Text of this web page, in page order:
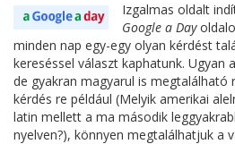
Izgalmas oldalt
Google a Day
minden nap egy-egy olyan kérdést
kereséssel választ kaphatunk. Ugyan
de gyakran magyarul is megtalálható
kérdés re például (Melyik amerikai
latin mellett a ma második
nyelven?), könnyen megtalálhatjuk a